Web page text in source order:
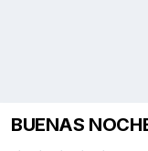
BUENAS